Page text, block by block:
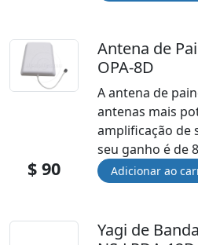
Antena de
OPA-8D
A antena de
antenas mais
amplificação de
seu ganho é de
$ 90
Yagi de